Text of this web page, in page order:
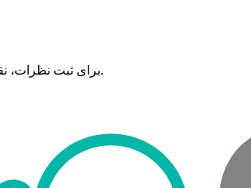
برای ثبت نظرات، نقد و بررسی شما، لازم است ابتدا وارد حساب کاربری خود شوید.